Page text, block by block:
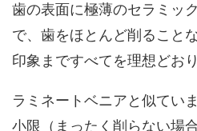
歯の表面に極薄のセラミッ
で、歯をほとんど削ること
印象まですべてを理想どお
ラミネートベニアと似てい
小限（まったく削らない場